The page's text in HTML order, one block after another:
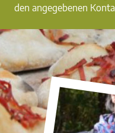
den angegebenen